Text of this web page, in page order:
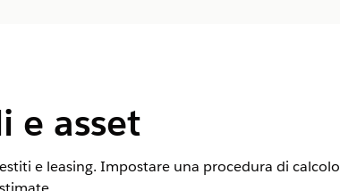
e asset
e leasing. Impostare una procedura di calcolo